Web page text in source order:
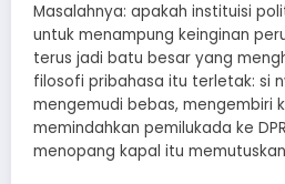
Masalahnya: apakah instituisi
untuk menampung keinginan
terus jadi batu besar yang
filosofi pribahasa itu terletak: si
mengemudi bebas, mengembiri
memindahkan pemilukada ke
menopang kapal itu